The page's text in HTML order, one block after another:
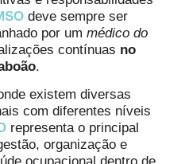
deve sempre ser
por um médico do
contínuas no
.
existem diversas
com diferentes níveis
representa o principal
organização e